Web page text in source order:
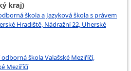
kraj)
škola a Jazyková škola s právem
Hradiště, Nádražní 22, Uherské
škola Valašské Meziříčí,
Meziříčí